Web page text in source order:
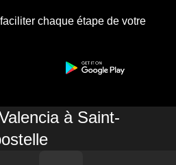
chaque étape de votre
à Saint-